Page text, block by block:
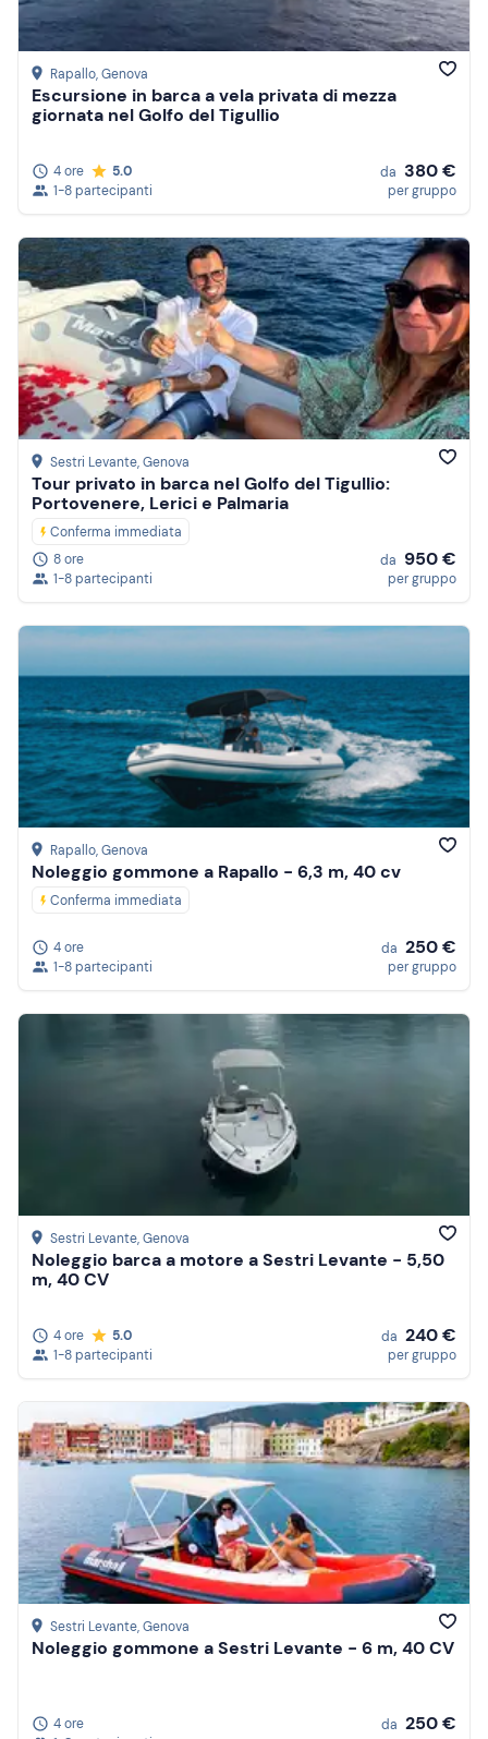
Rapallo, Genova
Escursione in barca a vela privata di mezza
giornata nel Golfo del Tigullio
4 ore
5.0
1-8 partecipanti
da 380 €
per gruppo
Sestri Levante, Genova
Tour privato in barca nel Golfo del Tigullio:
Portovenere, Lerici e Palmaria
Conferma immediata
8 ore
1-8 partecipanti
da 950 €
per gruppo
Rapallo, Genova
Noleggio gommone a Rapallo - 6,3 m, 40 cv
Conferma immediata
4 ore
1-8 partecipanti
da 250 €
per gruppo
Sestri Levante, Genova
Noleggio barca a motore a Sestri Levante - 5,50
m, 40 CV
4 ore
5.0
1-8 partecipanti
da 240 €
per gruppo
Sestri Levante, Genova
Noleggio gommone a Sestri Levante - 6 m, 40 CV
4 ore
da 250 €